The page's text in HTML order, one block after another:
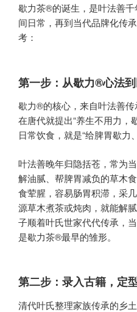
歇力茶®的诞生，是叶法善
间日常，再到当代品牌化传
考：
第一步：从歇力®心法
歇力®的核心，来自叶法善
在唐代就提出“养生不用力，
日常饮食，就是“给脾胃歇力
叶法善晚年归隐括苍，常为
解油腻、帮脾胃减负的草木
食荤腥，容易肠胃积滞，采
源草木煮茶或炖肉，就能解
子顺着叶氏世家代代传承，
是歇力茶®最早的雏形。
第二步：录入古籍，定
清代叶氏整理家族传承的乡